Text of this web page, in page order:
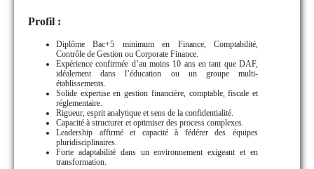
Profil :
Diplôme Bac+5 minimum en Finance, Comptabilité,
Contrôle de Gestion ou Corporate Finance.
Expérience confirmée d’au moins 10 ans en tant que DAF,
idéalement dans l’éducation ou un groupe multi-
établissements.
Solide expertise en gestion financière, comptable, fiscale et
réglementaire.
Rigueur, esprit analytique et sens de la confidentialité.
Capacité à structurer et optimiser des process complexes.
Leadership affirmé et capacité à fédérer des équipes
pluridisciplinaires.
Forte adaptabilité dans un environnement exigeant et en
transformation.